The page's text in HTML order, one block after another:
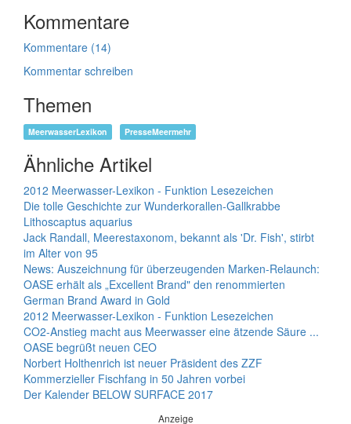
Kommentare
Kommentare (14)
Kommentar schreiben
Themen
MeerwasserLexikon PresseMeermehr
Ähnliche Artikel
2012 Meerwasser-Lexikon - Funktion Lesezeichen
Die tolle Geschichte zur Wunderkorallen-Gallkrabbe
Lithoscaptus aquarius
Jack Randall, Meerestaxonom, bekannt als 'Dr. Fish', stirbt
im Alter von 95
News: Auszeichnung für überzeugenden Marken-Relaunch:
OASE erhält als „Excellent Brand" den renommierten
German Brand Award in Gold
2012 Meerwasser-Lexikon - Funktion Lesezeichen
CO2-Anstieg macht aus Meerwasser eine ätzende Säure ...
OASE begrüßt neuen CEO
Norbert Holthenrich ist neuer Präsident des ZZF
Kommerzieller Fischfang in 50 Jahren vorbei
Der Kalender BELOW SURFACE 2017
Anzeige